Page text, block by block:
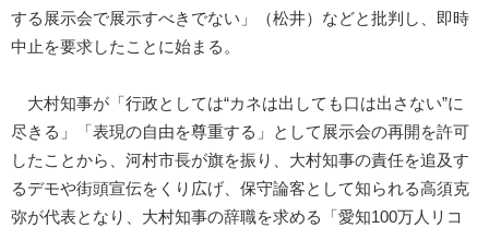
する展示会で展示すべきでない」（松井）などと批判し、即時
中止を要求したことに始まる。
大村知事が「行政としては“カネは出しても口は出さない”に
尽きる」「表現の自由を尊重する」として展示会の再開を許可
したことから、河村市長が旗を振り、大村知事の責任を追及す
るデモや街頭宣伝をくり広げ、保守論客として知られる高須克
弥が代表となり、大村知事の辞職を求める「愛知100万人リコ